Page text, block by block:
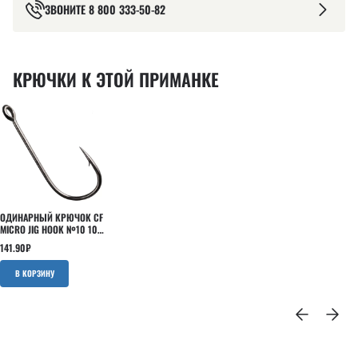
ЗВОНИТЕ8 800 333-50-82
КРЮЧКИ К ЭТОЙ ПРИМАНКЕ
ОДИНАРНЫЙ КРЮЧОК CF
MICRO JIG HOOK №10 10
ШТ
141.90₽
В КОРЗИНУ